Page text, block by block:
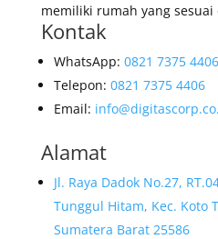
memiliki rumah yang
Kontak
WhatsApp: 0821 7375 4406
Telepon: 0821 7375 4406
Email:
Alamat
Jl. Raya Dadok No.27,
Tunggul Hitam, Kec. Koto
Sumatera Barat 25586